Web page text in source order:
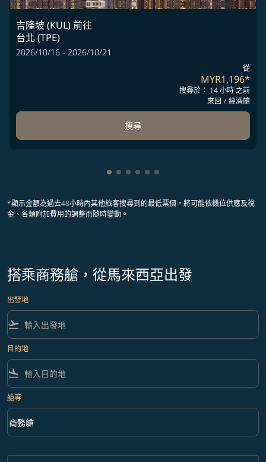
吉隆坡 (KUL)前往
台北 (TPE)
2026/10/16 - 2026/10/21
從
MYR1,196*
搜尋於： 14 小時 之前
來回 / 經濟艙
搜尋
顯示 cmp-pagination-showing-
顯示 cmp-pagination-showing-
顯示 cmp-pagination-
顯示 cmp-pagination-
顯示 cmp-pagination-
顯示 cmp-pagination-
*顯示金額為過去48小時內其他旅客搜尋到的最低票價，將可能依機位供應及稅
金、各類附加費用的調整而隨時變動。
搭乘商務艙，從馬來西亞出發
出發地
flight_takeoff
目的地
flight_land
艙等
艙等 option 商務艙 Selected
商務艙
keyboard_arrow_down